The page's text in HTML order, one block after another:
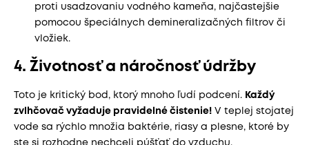
proti usadzovaniu vodného kameňa, najčastejšie
pomocou špeciálnych demineralizačných filtrov či
vložiek.
4. Životnosť a náročnosť údržby
Toto je kritický bod, ktorý mnoho ľudí podcení. Každý
zvlhčovač vyžaduje pravidelné čistenie! V teplej stojatej
vode sa rýchlo množia baktérie, riasy a plesne, ktoré by
ste si rozhodne nechceli púšťať do vzduchu.